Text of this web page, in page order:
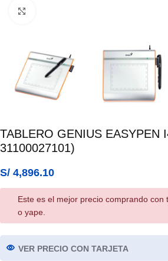
TABLERO GENIUS EASYPEN
31100027101)
S/ 4,896.10
Este es el mejor precio comprando con
o yape.
VER PRECIO CON TARJETA